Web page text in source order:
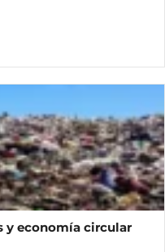
y economía circular